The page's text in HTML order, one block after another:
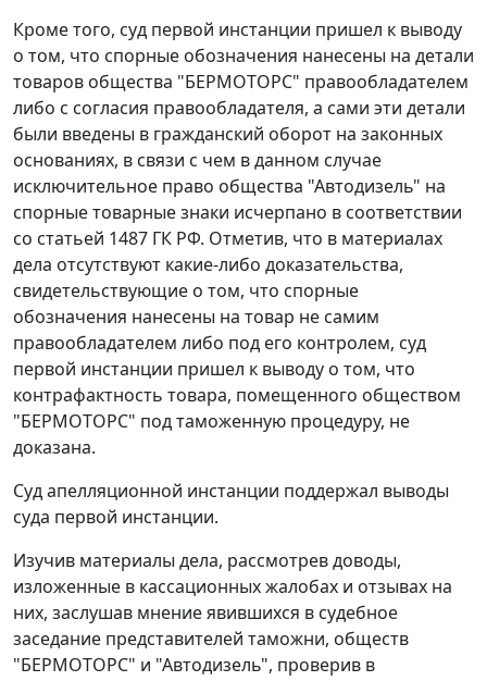
Кроме того, суд первой инстанции пришел к выводу
о том, что спорные обозначения нанесены на детали
товаров общества "БЕРМОТОРС" правообладателем
либо с согласия правообладателя, а сами эти детали
были введены в гражданский оборот на законных
основаниях, в связи с чем в данном случае
исключительное право общества "Автодизель" на
спорные товарные знаки исчерпано в соответствии
со статьей 1487 ГК РФ. Отметив, что в материалах
дела отсутствуют какие-либо доказательства,
свидетельствующие о том, что спорные
обозначения нанесены на товар не самим
правообладателем либо под его контролем, суд
первой инстанции пришел к выводу о том, что
контрафактность товара, помещенного обществом
"БЕРМОТОРС" под таможенную процедуру, не
доказана.
Суд апелляционной инстанции поддержал выводы
суда первой инстанции.
Изучив материалы дела, рассмотрев доводы,
изложенные в кассационных жалобах и отзывах на
них, заслушав мнение явившихся в судебное
заседание представителей таможни, обществ
"БЕРМОТОРС" и "Автодизель", проверив в